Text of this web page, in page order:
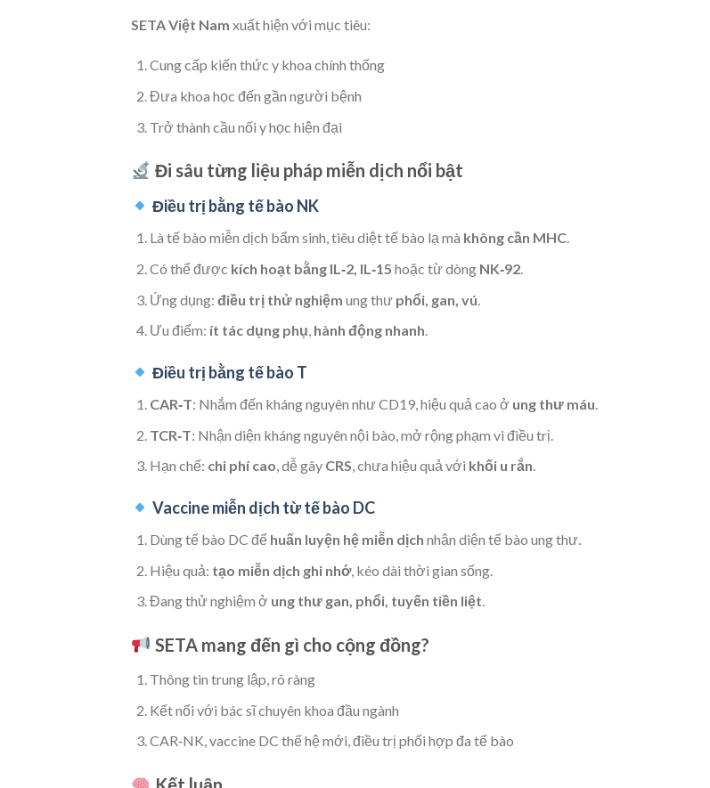
SETA Việt Nam xuất hiện với mục tiêu:
Cung cấp kiến thức y khoa chính thống
Đưa khoa học đến gần người bệnh
Trở thành cầu nối y học hiện đại
Đi sâu từng liệu pháp miễn dịch nổi bật
Điều trị bằng tế bào NK
Là tế bào miễn dịch bẩm sinh, tiêu diệt tế bào lạ mà không cần MHC.
Có thể được kích hoạt bằng IL‑2, IL‑15 hoặc từ dòng NK‑92.
Ứng dụng: điều trị thử nghiệm ung thư phổi, gan, vú
Ưu điểm: ít tác dụng phụ, hành động nhanh.
Điều trị bằng tế bào T
CAR‑T: Nhắm đến kháng nguyên như CD19, hiệu quả cao ở ung thư máu.
TCR‑T: Nhận diện kháng nguyên nội bào, mở rộng phạm vi điều trị.
Hạn chế: chi phí cao, dễ gây CRS, chưa hiệu quả với khối u rắn.
Vaccine miễn dịch từ tế bào DC
Dùng tế bào DC để huấn luyện hệ miễn dịch nhận diện tế bào ung thư.
Hiệu quả: tạo miễn dịch ghi nhớ, kéo dài thời gian sống.
Đang thử nghiệm ở ung thư gan, phổi, tuyến tiền liệt.
SETA mang đến gì cho cộng đồng?
Thông tin trung lập, rõ ràng
Kết nối với bác sĩ chuyên khoa đầu ngành
CAR‑NK, vaccine DC thế hệ mới, điều trị phối hợp đa tế bào